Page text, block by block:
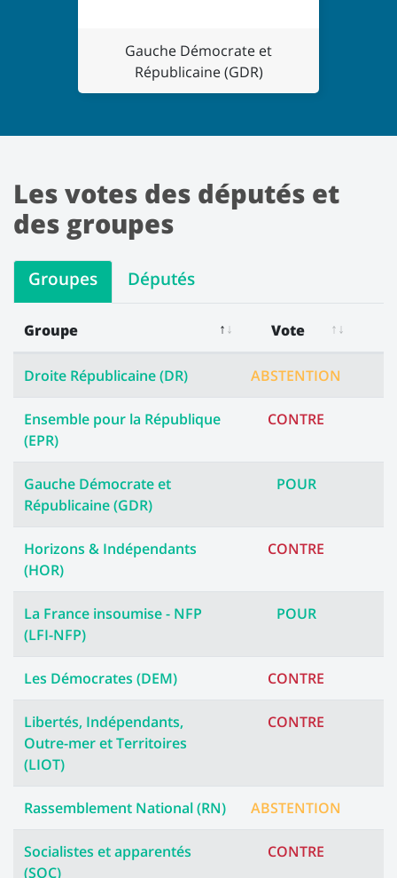
Gauche Démocrate et
Républicaine (GDR)
Les votes des députés et
des groupes
Groupes Députés
Groupe Vote
Droite Républicaine (DR) ABSTENTION
Ensemble pour la République
(EPR)
CONTRE
Gauche Démocrate et
Républicaine (GDR)
POUR
Horizons & Indépendants
(HOR)
CONTRE
La France insoumise - NFP
(LFI-NFP)
POUR
Les Démocrates (DEM) CONTRE
Libertés, Indépendants,
Outre-mer et Territoires
(LIOT)
CONTRE
Rassemblement National (RN) ABSTENTION
Socialistes et apparentés
(SOC)
CONTRE